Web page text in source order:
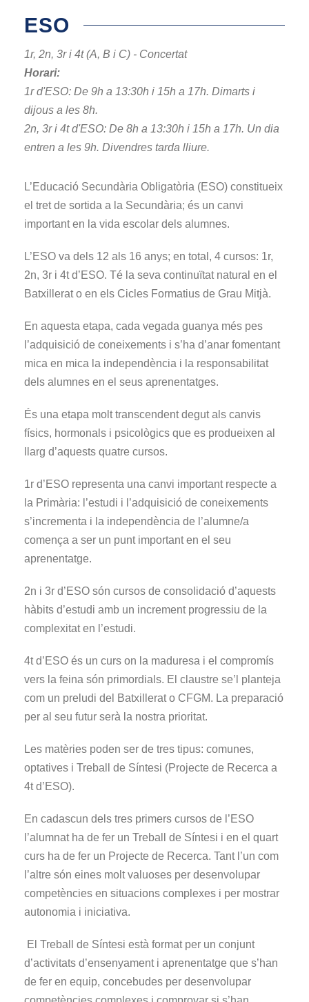
ESO
1r, 2n, 3r i 4t (A, B i C) - Concertat
Horari:
1r d'ESO: De 9h a 13:30h i 15h a 17h. Dimarts i
dijous a les 8h.
2n, 3r i 4t d'ESO: De 8h a 13:30h i 15h a 17h. Un dia
entren a les 9h. Divendres tarda lliure.
L’Educació Secundària Obligatòria (ESO) constitueix
el tret de sortida a la Secundària; és un canvi
important en la vida escolar dels alumnes.
L’ESO va dels 12 als 16 anys; en total, 4 cursos: 1r,
2n, 3r i 4t d’ESO. Té la seva continuïtat natural en el
Batxillerat o en els Cicles Formatius de Grau Mitjà.
En aquesta etapa, cada vegada guanya més pes
l’adquisició de coneixements i s’ha d’anar fomentant
mica en mica la independència i la responsabilitat
dels alumnes en el seus aprenentatges.
És una etapa molt transcendent degut als canvis
físics, hormonals i psicològics que es produeixen al
llarg d’aquests quatre cursos.
1r d’ESO representa una canvi important respecte a
la Primària: l’estudi i l’adquisició de coneixements
s’incrementa i la independència de l’alumne/a
comença a ser un punt important en el seu
aprenentatge.
2n i 3r d’ESO són cursos de consolidació d’aquests
hàbits d’estudi amb un increment progressiu de la
complexitat en l’estudi.
4t d’ESO és un curs on la maduresa i el compromís
vers la feina són primordials. El claustre se’l planteja
com un preludi del Batxillerat o CFGM. La preparació
per al seu futur serà la nostra prioritat.
Les matèries poden ser de tres tipus: comunes,
optatives i Treball de Síntesi (Projecte de Recerca a
4t d’ESO).
En cadascun dels tres primers cursos de l’ESO
l’alumnat ha de fer un Treball de Síntesi i en el quart
curs ha de fer un Projecte de Recerca. Tant l’un com
l’altre són eines molt valuoses per desenvolupar
competències en situacions complexes i per mostrar
autonomia i iniciativa.
El Treball de Síntesi està format per un conjunt
d’activitats d’ensenyament i aprenentatge que s’han
de fer en equip, concebudes per desenvolupar